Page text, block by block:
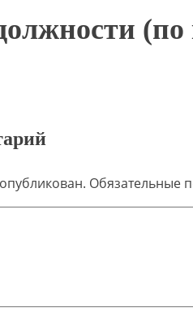
Обязательные